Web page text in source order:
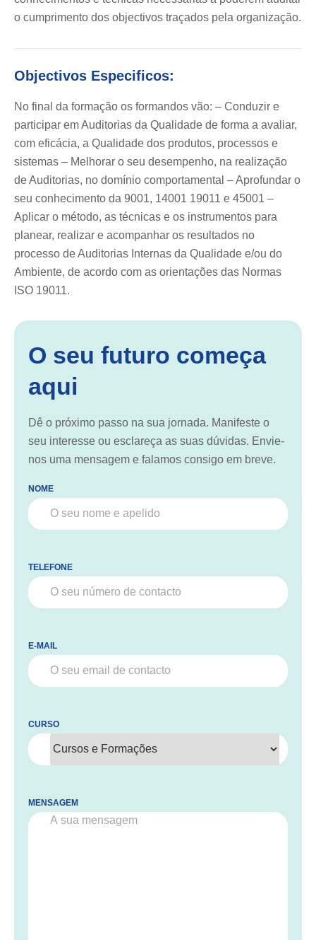
o cumprimento dos objectivos traçados pela organização.
Objectivos Especificos:
No final da formação os formandos vão: – Conduzir e
participar em Auditorias da Qualidade de forma a avaliar,
com eficácia, a Qualidade dos produtos, processos e
sistemas – Melhorar o seu desempenho, na realização
de Auditorias, no domínio comportamental – Aprofundar o
seu conhecimento da 9001, 14001 19011 e 45001 –
Aplicar o método, as técnicas e os instrumentos para
planear, realizar e acompanhar os resultados no
processo de Auditorias Internas da Qualidade e/ou do
Ambiente, de acordo com as orientações das Normas
ISO 19011.
O seu futuro começa
aqui
Dê o próximo passo na sua jornada. Manifeste o
seu interesse ou esclareça as suas dúvidas. Envie-
nos uma mensagem e falamos consigo em breve.
NOME
TELEFONE
E-MAIL
CURSO
MENSAGEM